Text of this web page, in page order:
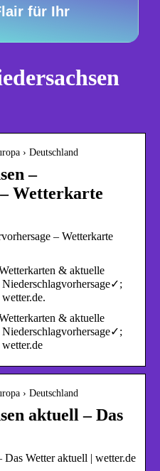
für Ihr
› Deutschland
–
Wetterkarte
– Wetterkarte
& aktuelle
& aktuelle
› Deutschland
aktuell – Das
Das Wetter aktuell | wetter.de